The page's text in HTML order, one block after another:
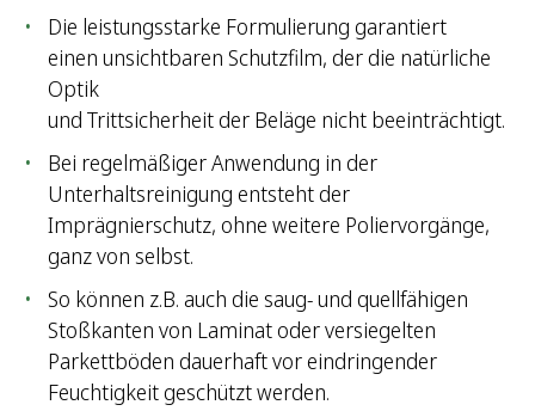
Die leistungsstarke Formulierung garantiert
einen unsichtbaren Schutzfilm, der die natürliche
Optik
und Trittsicherheit der Beläge nicht beeinträchtigt.
Bei regelmäßiger Anwendung in der
Unterhaltsreinigung entsteht der
Imprägnierschutz, ohne weitere Poliervorgänge,
ganz von selbst.
So können z.B. auch die saug- und quellfähigen
Stoßkanten von Laminat oder versiegelten
Parkettböden dauerhaft vor eindringender
Feuchtigkeit geschützt werden.